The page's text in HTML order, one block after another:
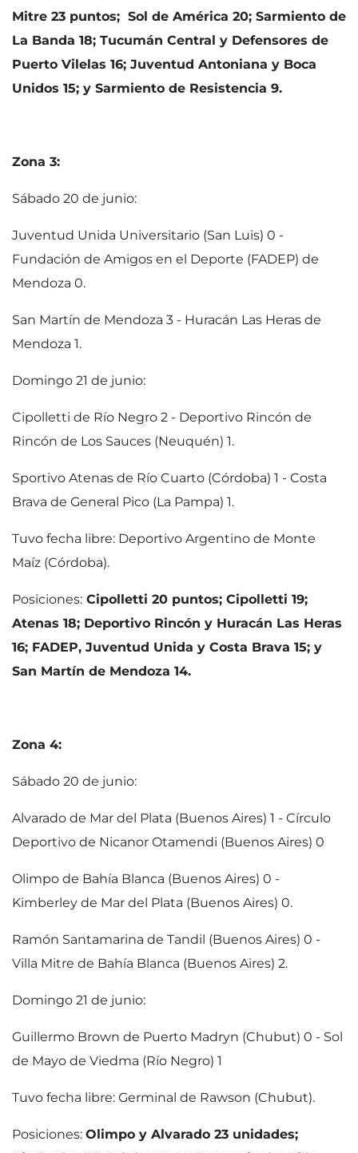
Mitre 23 puntos; Sol de América 20; Sarmiento de
La Banda 18; Tucumán Central y Defensores de
Puerto Vilelas 16; Juventud Antoniana y Boca
Unidos 15; y Sarmiento de Resistencia 9.
Zona 3:
Sábado 20 de junio:
Juventud Unida Universitario (San Luis) 0 -
Fundación de Amigos en el Deporte (FADEP) de
Mendoza 0.
San Martín de Mendoza 3 - Huracán Las Heras de
Mendoza 1.
Domingo 21 de junio:
Cipolletti de Río Negro 2 - Deportivo Rincón de
Rincón de Los Sauces (Neuquén) 1.
Sportivo Atenas de Río Cuarto (Córdoba) 1 - Costa
Brava de General Pico (La Pampa) 1.
Tuvo fecha libre: Deportivo Argentino de Monte
Maíz (Córdoba).
Posiciones: Cipolletti 20 puntos; Cipolletti 19;
Atenas 18; Deportivo Rincón y Huracán Las Heras
16; FADEP, Juventud Unida y Costa Brava 15; y
San Martín de Mendoza 14.
Zona 4:
Sábado 20 de junio:
Alvarado de Mar del Plata (Buenos Aires) 1 - Círculo
Deportivo de Nicanor Otamendi (Buenos Aires) 0
Olimpo de Bahía Blanca (Buenos Aires) 0 -
Kimberley de Mar del Plata (Buenos Aires) 0.
Ramón Santamarina de Tandil (Buenos Aires) 0 -
Villa Mitre de Bahía Blanca (Buenos Aires) 2.
Domingo 21 de junio:
Guillermo Brown de Puerto Madryn (Chubut) 0 - Sol
de Mayo de Viedma (Río Negro) 1
Tuvo fecha libre: Germinal de Rawson (Chubut).
Posiciones: Olimpo y Alvarado 23 unidades;